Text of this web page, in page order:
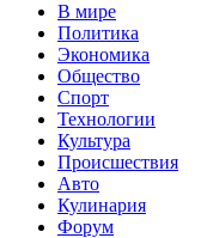
В мире
Политика
Экономика
Общество
Спорт
Технологии
Культура
Происшествия
Авто
Кулинария
Форум